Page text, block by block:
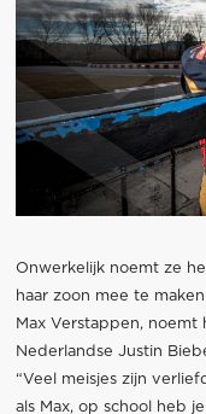
Onwerkelijk noemt ze
haar zoon mee te
Max Verstappen,
Nederlandse Justin
“Veel meisjes zijn
als Max, op school heb